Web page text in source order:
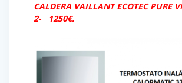
CALDERA VAILLANT ECOTEC PURE
2- 1250€.